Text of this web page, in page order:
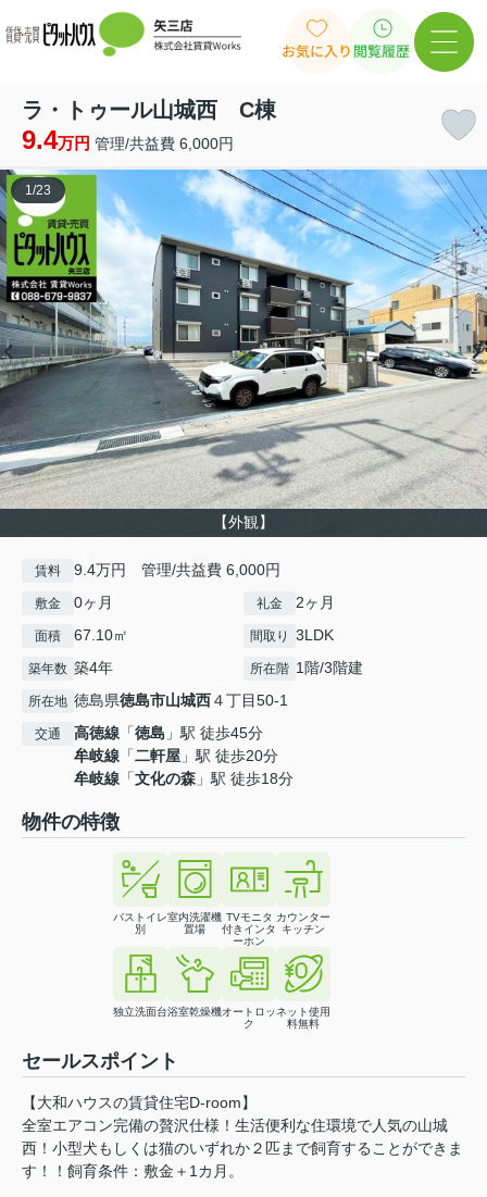
お気に入り 閲覧履歴
ラ・トゥール山城西 C棟
9.4万円 管理/共益費 6,000円
【外観】
1/23
賃料 9.4万円 管理/共益費 6,000円
敷金 0ヶ月 礼金 2ヶ月
面積 67.10㎡ 間取り 3LDK
築年数 築4年 所在階 1階/3階建
所在地 徳島県徳島市山城西４丁目50-1
交通 高徳線 「徳島 」駅 徒歩45分
牟岐線 「二軒屋 」駅 徒歩20分
牟岐線 「文化の森 」駅 徒歩18分
物件の特徴
バストイレ
別
室内洗濯機
置場
TVモニタ
付きインタ
ーホン
カウンター
キッチン
独立洗面台浴室乾燥機オートロッ
ク
ネット使用
料無料
セールスポイント
【大和ハウスの賃貸住宅D-room】
全室エアコン完備の贅沢仕様！生活便利な住環境で人気の山城
西！小型犬もしくは猫のいずれか２匹まで飼育することができま
す！！飼育条件：敷金＋1カ月。